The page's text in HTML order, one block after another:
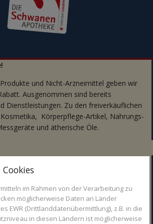
und Nicht-Arzneimittel geben wir
Ausgenommen sind bereits
Dienstleistungen. Zu den freiverkäuflichen
Körperpflege-Artikel, Nahrungs-
und ätherische Öle.
können wir neue Medikamente
und Verträglichkeit mit
verordneten überprüfen. Außerdem
im Rahmen von der Verarbeitung zu
möglicherweise Daten an Länder
EWR (Drittlanddatenübermittlung), z.B. in die
in diesen Ländern ist möglicherweise